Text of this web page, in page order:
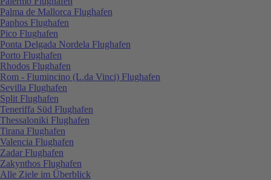
Palma de Mallorca Flughafen
Paphos Flughafen
Pico Flughafen
Ponta Delgada Nordela Flughafen
Porto Flughafen
Rhodos Flughafen
Rom - Fiumincino (L.da Vinci) Flughafen
Sevilla Flughafen
Split Flughafen
Teneriffa Süd Flughafen
Thessaloniki Flughafen
Tirana Flughafen
Valencia Flughafen
Zadar Flughafen
Zakynthos Flughafen
Alle Ziele im Überblick